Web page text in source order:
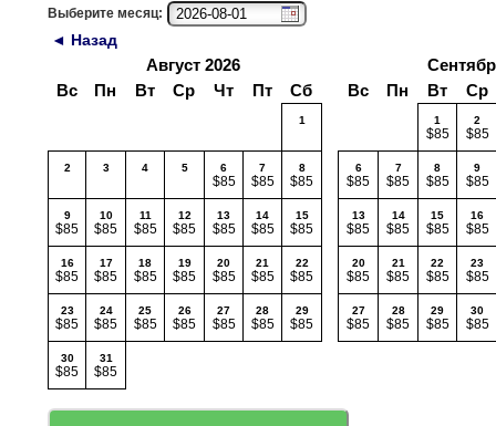
Выберите месяц:
◄ Назад
Август 2026
Вс
Пн Вт Ср Чт Пт Сб Вс Пн Вт Ср
1 1
$85
2
$85
2 3 4 5 6
$85
7
$85
8
$85
6
$85
7
$85
8
$85
9
$85
9
$85
10
$85
11
$85
12
$85
13
$85
14
$85
15
$85
13
$85
14
$85
15
$85
16
$85
16
$85
17
$85
18
$85
19
$85
20
$85
21
$85
22
$85
20
$85
21
$85
22
$85
23
$85
23
$85
24
$85
25
$85
26
$85
27
$85
28
$85
29
$85
27
$85
28
$85
29
$85
30
$85
30
$85
31
$85